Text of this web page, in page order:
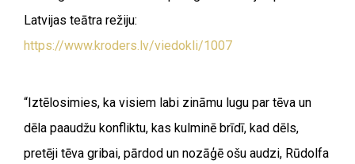
Latvijas teātra režiju:
https://www.kroders.lv/viedokli/1007
“Iztēlosimies, ka visiem labi zināmu lugu par tēva un
dēla paaudžu konfliktu, kas kulminē brīdī, kad dēls,
pretēji tēva gribai, pārdod un nozāģē ošu audzi, Rūdolfa